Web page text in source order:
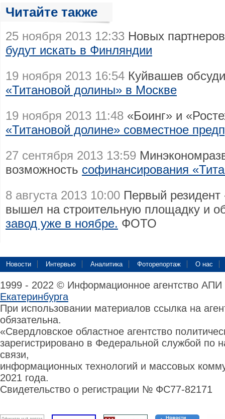
Читайте также
25 ноября 2013 12:33 Новых
будут искать в Финляндии
19 ноября 2013 16:54 Куйвашев
«Титановой долины» в Москве
19 ноября 2013 11:48 «Боинг» и
«Титановой долине» совместное
27 сентября 2013 13:59
возможность софинансирования
8 августа 2013 10:00 Первый
вышел на строительную площадку и
завод уже в ноябре. ФОТО
Новости Интервью Аналитика Фоторепортаж О нас
1999 - 2022 © Информационное агентство
Екатеринбурга
При использовании материалов ссылка на
обязательна.
«Свердловское областное агентство
зарегистрировано в Федеральной службой по
связи,
информационных технологий и массовых
2021 года.
Свидетельство о регистрации № ФС77-82171